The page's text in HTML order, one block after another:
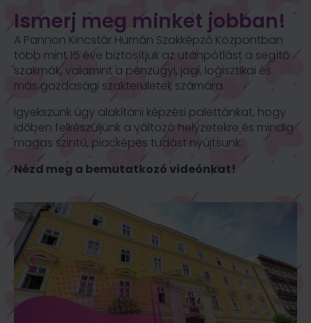
Ismerj meg minket jobban!
A Pannon Kincstár Humán Szakképző Központban
több mint 15 éve biztosítjuk az utánpótlást a segítő
szakmák, valamint a pénzügyi, jogi, logisztikai és
más gazdasági szakterületek számára.
Igyekszünk úgy alakítani képzési palettánkat, hogy
időben felkészüljünk a változó helyzetekre és mindig
magas szintű,piacképes tudást nyújtsunk.
Nézd meg a bemutatkozó videónkat!